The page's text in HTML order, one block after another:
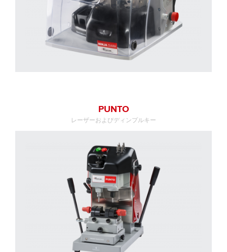
PUNTO
レーザーおよびディンプルキー